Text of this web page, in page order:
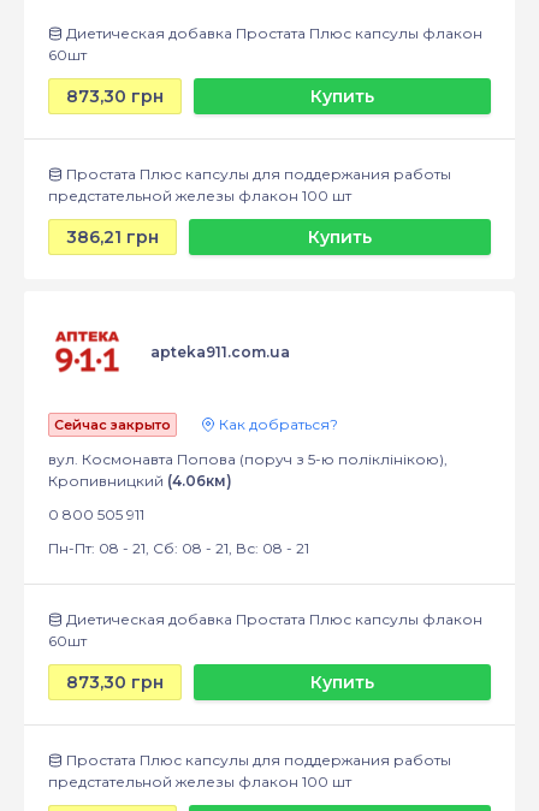
Диетическая добавка Простата Плюс капсулы флакон
60шт
873,30 грн Купить
Простата Плюс капсулы для поддержания работы
предстательной железы флакон 100 шт
386,21 грн Купить
apteka911.com.ua
Сейчас закрыто
Как добраться?
вул. Космонавта Попова (поруч з 5-ю поліклінікою),
Кропивницкий (4.06км)
0 800 505 911
Пн-Пт: 08 - 21, Сб: 08 - 21, Вс: 08 - 21
Диетическая добавка Простата Плюс капсулы флакон
60шт
873,30 грн Купить
Простата Плюс капсулы для поддержания работы
предстательной железы флакон 100 шт